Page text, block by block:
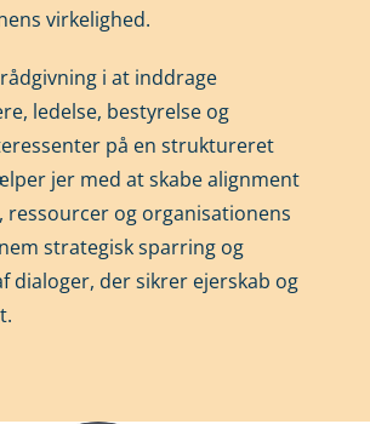
virkelighed.
i at inddrage
ledelse, bestyrelse og
på en struktureret
jer med at skabe alignment
ressourcer og organisationens
strategisk sparring og
dialoger, der sikrer ejerskab og